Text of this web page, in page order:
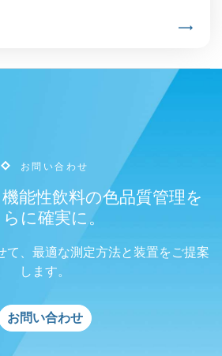
お問い合わせ
能性飲料の色品質管理を
に確実に。
て、最適な測定方法と装置をご提案
します。
お問い合わせ